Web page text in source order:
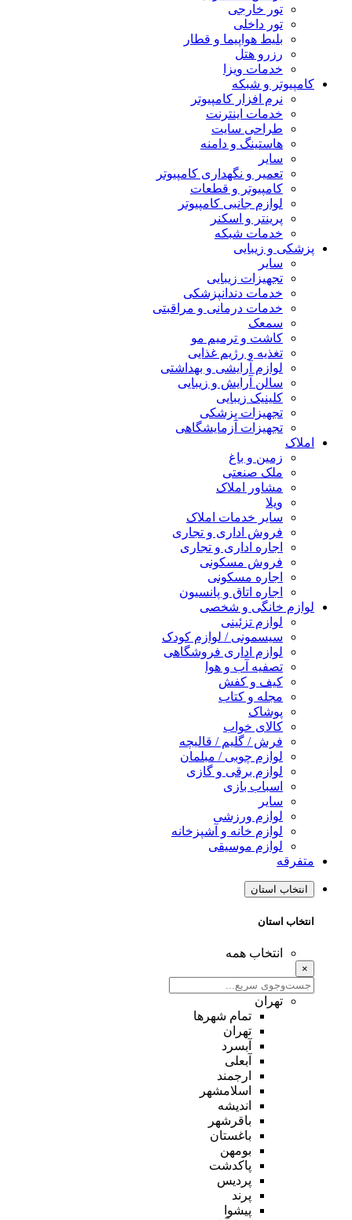
تور خارجی
تور داخلی
بلیط هواپیما و قطار
رزرو هتل
خدمات ویزا
کامپیوتر و شبکه
نرم افزار کامپیوتر
خدمات اینترنت
طراحی سایت
هاستینگ و دامنه
سایر
تعمیر و نگهداری کامپیوتر
کامپیوتر و قطعات
لوازم جانبی کامپیوتر
پرینتر و اسکنر
خدمات شبکه
پزشکی و زیبایی
سایر
تجهیزات زیبایی
خدمات دندانپزشکی
خدمات درمانی و مراقبتی
سمعک
کاشت و ترمیم مو
تغذیه و رژیم غذایی
لوازم آرایشی و بهداشتی
سالن آرایش و زیبایی
کلینیک زیبایی
تجهیزات پزشکی
تجهیزات آزمایشگاهی
املاک
زمین و باغ
ملک صنعتی
مشاور املاک
ویلا
سایر خدمات املاک
فروش اداری و تجاری
اجاره اداری و تجاری
فروش مسکونی
اجاره مسکونی
اجاره اتاق و پانسیون
لوازم خانگی و شخصی
لوازم تزئینی
سیسمونی / لوازم کودک
لوازم اداری فروشگاهی
تصفیه آب و هوا
کیف و کفش
مجله و کتاب
پوشاک
کالای خواب
فرش / گلیم / قالیچه
لوازم چوبی / مبلمان
لوازم برقی و گازی
اسباب بازی
سایر
لوازم ورزشی
لوازم خانه و آشپزخانه
لوازم موسیقی
متفرقه
انتخاب استان
انتخاب استان
انتخاب همه
×
تهران
تمام شهر‌ها
تهران
آبسرد
آبعلی
ارجمند
اسلامشهر
اندیشه
باقرشهر
باغستان
بومهن
پاکدشت
پردیس
پرند
پیشوا